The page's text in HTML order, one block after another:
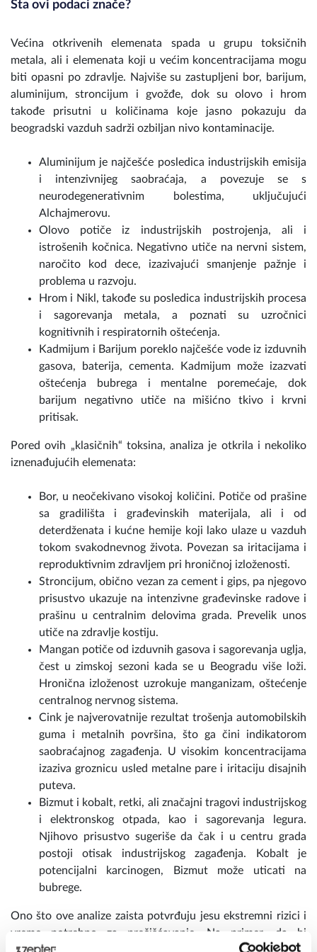
Šta ovi podaci znače?
Većina otkrivenih elemenata spada u grupu toksičnih
metala, ali i elemenata koji u većim koncentracijama mogu
biti opasni po zdravlje. Najviše su zastupljeni bor, barijum,
aluminijum, stroncijum i gvožđe, dok su olovo i hrom
takođe prisutni u količinama koje jasno pokazuju da
beogradski vazduh sadrži ozbiljan nivo kontaminacije.
Aluminijum je najčešće posledica industrijskih emisija
i intenzivnijeg saobraćaja, a povezuje se s
neurodegenerativnim bolestima, uključujući
Alchajmerovu.
Olovo potiče iz industrijskih postrojenja, ali i
istrošenih kočnica. Negativno utiče na nervni sistem,
naročito kod dece, izazivajući smanjenje pažnje i
problema u razvoju.
Hrom i Nikl, takođe su posledica industrijskih procesa
i sagorevanja metala, a poznati su uzročnici
kognitivnih i respiratornih oštećenja.
Kadmijum i Barijum poreklo najčešće vode iz izduvnih
gasova, baterija, cementa. Kadmijum može izazvati
oštećenja bubrega i mentalne poremećaje, dok
barijum negativno utiče na mišićno tkivo i krvni
pritisak.
Pored ovih „klasičnih“ toksina, analiza je otkrila i nekoliko
iznenađujućih elemenata:
Bor, u neočekivano visokoj količini. Potiče od prašine
sa gradilišta i građevinskih materijala, ali i od
deterdženata i kućne hemije koji lako ulaze u vazduh
tokom svakodnevnog života. Povezan sa iritacijama i
reproduktivnim zdravljem pri hroničnoj izloženosti.
Stroncijum, obično vezan za cement i gips, pa njegovo
prisustvo ukazuje na intenzivne građevinske radove i
prašinu u centralnim delovima grada. Prevelik unos
utiče na zdravlje kostiju.
Mangan potiče od izduvnih gasova i sagorevanja uglja,
čest u zimskoj sezoni kada se u Beogradu više loži.
Hronična izloženost uzrokuje manganizam, oštećenje
centralnog nervnog sistema.
Cink je najverovatnije rezultat trošenja automobilskih
guma i metalnih površina, što ga čini indikatorom
saobraćajnog zagađenja. U visokim koncentracijama
izaziva groznicu usled metalne pare i iritaciju disajnih
puteva.
Bizmut i kobalt, retki, ali značajni tragovi industrijskog
i elektronskog otpada, kao i sagorevanja legura.
Njihovo prisustvo sugeriše da čak i u centru grada
postoji otisak industrijskog zagađenja. Kobalt je
potencijalni karcinogen, Bizmut može uticati na
bubrege.
Ono što ove analize zaista potvrđuju jesu ekstremni rizici i
vreme potrebno za prečišćavanje. Na primer, da bi
TherapyAir
iOn očistio samo prikupljenu količinu hroma